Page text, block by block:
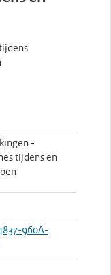
-
tijdens en
960A-